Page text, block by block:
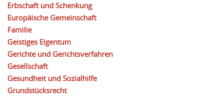
Erbschaft und Schenkung
Europäische Gemeinschaft
Familie
Geistiges Eigentum
Gerichte und Gerichtsverfahren
Gesellschaft
Gesundheit und Sozialhilfe
Grundstücksrecht